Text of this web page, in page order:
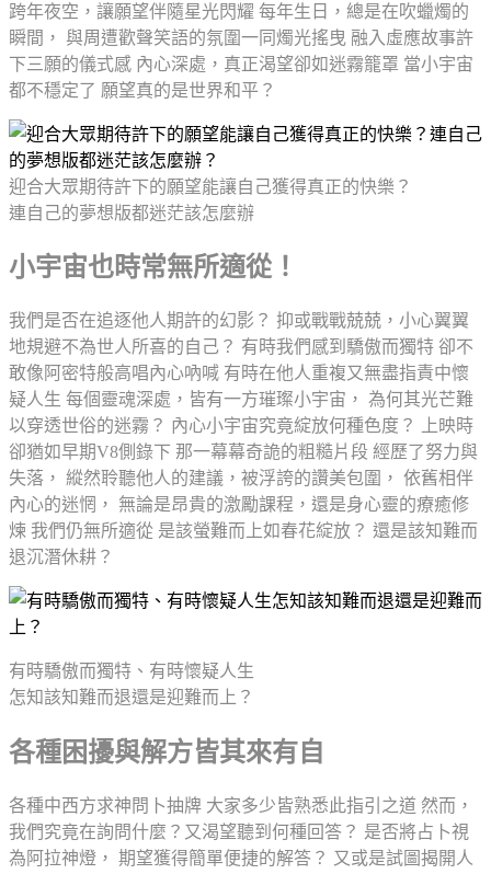
跨年夜空，讓願望伴隨星光閃耀 每年生日，總是在吹蠟燭的
瞬間， 與周遭歡聲笑語的氛圍一同燭光搖曳 融入虛應故事許
下三願的儀式感 內心深處，真正渴望卻如迷霧籠罩 當小宇宙
都不穩定了 願望真的是世界和平？
迎合大眾期待許下的願望能讓自己獲得真正的快樂？
連自己的夢想版都迷茫該怎麼辦
小宇宙也時常無所適從！
我們是否在追逐他人期許的幻影？ 抑或戰戰兢兢，小心翼翼
地規避不為世人所喜的自己？ 有時我們感到驕傲而獨特 卻不
敢像阿密特般高唱內心吶喊 有時在他人重複又無盡指責中懷
疑人生 每個靈魂深處，皆有一方璀璨小宇宙， 為何其光芒難
以穿透世俗的迷霧？ 內心小宇宙究竟綻放何種色度？ 上映時
卻猶如早期V8側錄下 那一幕幕奇詭的粗糙片段 經歷了努力與
失落， 縱然聆聽他人的建議，被浮誇的讚美包圍， 依舊相伴
內心的迷惘， 無論是昂貴的激勵課程，還是身心靈的療癒修
煉 我們仍無所適從 是該螢難而上如春花綻放？ 還是該知難而
退沉潛休耕？
有時驕傲而獨特、有時懷疑人生
怎知該知難而退還是迎難而上？
各種困擾與解方皆其來有自
各種中西方求神問卜抽牌 大家多少皆熟悉此指引之道 然而，
我們究竟在詢問什麼？又渴望聽到何種回答？ 是否將占卜視
為阿拉神燈， 期望獲得簡單便捷的解答？ 又或是試圖揭開人